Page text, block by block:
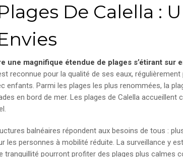
De Calella :
une magnifique étendue de plages s’étirant sur
reconnue pour la qualité de ses eaux,
enfants. Parmi les plages les plus renommées, la
en bord de mer. Les plages de Calella
balnéaires répondent aux besoins de tous :
les personnes à mobilité réduite. La surveillance y
tranquillité pourront profiter des plages plus calmes